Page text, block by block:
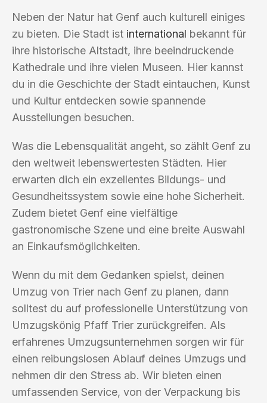
Neben der Natur hat Genf auch kulturell einiges
zu bieten. Die Stadt ist international bekannt für
ihre historische Altstadt, ihre beeindruckende
Kathedrale und ihre vielen Museen. Hier kannst
du in die Geschichte der Stadt eintauchen, Kunst
und Kultur entdecken sowie spannende
Ausstellungen besuchen.
Was die Lebensqualität angeht, so zählt Genf zu
den weltweit lebenswertesten Städten. Hier
erwarten dich ein exzellentes Bildungs- und
Gesundheitssystem sowie eine hohe Sicherheit.
Zudem bietet Genf eine vielfältige
gastronomische Szene und eine breite Auswahl
an Einkaufsmöglichkeiten.
Wenn du mit dem Gedanken spielst, deinen
Umzug von Trier nach Genf zu planen, dann
solltest du auf professionelle Unterstützung von
Umzugskönig Pfaff Trier zurückgreifen. Als
erfahrenes Umzugsunternehmen sorgen wir für
einen reibungslosen Ablauf deines Umzugs und
nehmen dir den Stress ab. Wir bieten einen
umfassenden Service, von der Verpackung bis